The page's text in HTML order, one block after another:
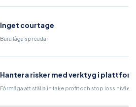
Inget courtage
Bara låga spreadar
Hantera risker med verktyg i
Förmåga att ställa in take profit och stop loss nivåer